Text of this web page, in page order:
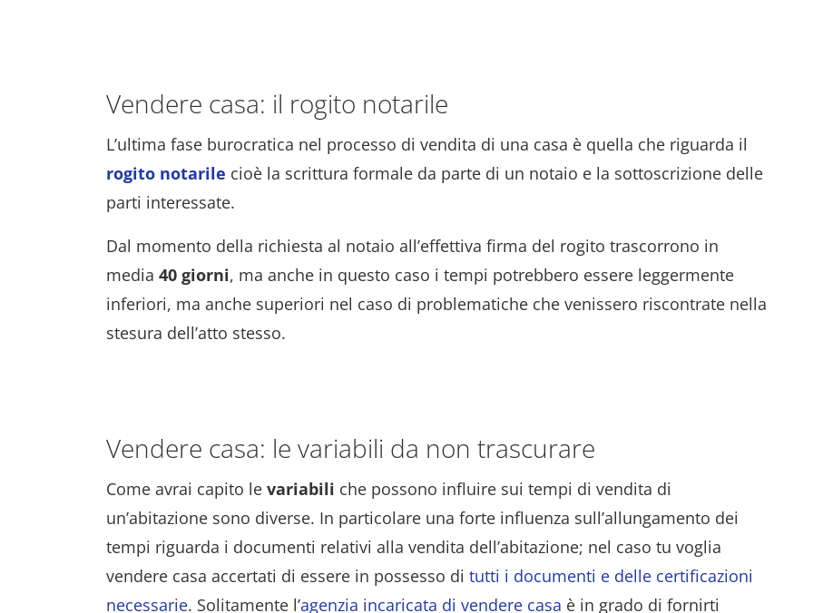
Vendere casa: il rogito notarile
L’ultima fase burocratica nel processo di vendita di una casa è quella che riguarda il
rogito notarile cioè la scrittura formale da parte di un notaio e la sottoscrizione delle
parti interessate.
Dal momento della richiesta al notaio all’effettiva firma del rogito trascorrono in
media 40 giorni, ma anche in questo caso i tempi potrebbero essere leggermente
inferiori, ma anche superiori nel caso di problematiche che venissero riscontrate nella
stesura dell’atto stesso.
Vendere casa: le variabili da non trascurare
Come avrai capito le variabili che possono influire sui tempi di vendita di
un’abitazione sono diverse. In particolare una forte influenza sull’allungamento dei
tempi riguarda i documenti relativi alla vendita dell’abitazione; nel caso tu voglia
vendere casa accertati di essere in possesso di tutti i documenti e delle certificazioni
necessarie. Solitamente l’agenzia incaricata di vendere casa è in grado di fornirti